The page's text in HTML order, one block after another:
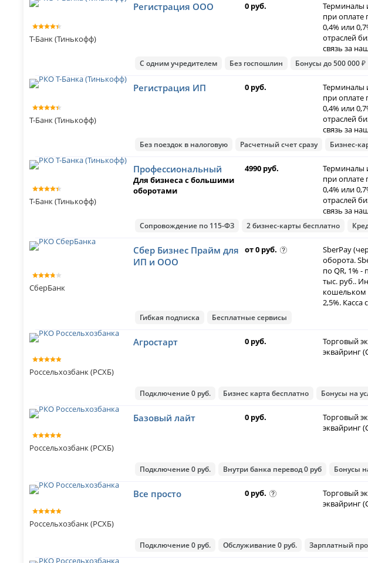
Т-Банк (Тинькофф)
Регистрация ООО 0 руб.
Терминалы
при оплате
0,4% или
отраслей
связь за
С одним учредителем Без госпошлин Бонусы до 500 000 ₽
Т-Банк (Тинькофф)
Регистрация ИП 0 руб.
Терминалы
при оплате
0,4% или
отраслей
связь за
Без поездок в налоговую Расчетный счет сразу Бизнес-
Т-Банк (Тинькофф)
Профессиональный
Для бизнеса с большими
оборотами
4990 руб.
Терминалы
при оплате
0,4% или
отраслей
связь за
Сопровождение по 115-ФЗ 2 бизнес-карты бесплатно
СберБанк
Сбер Бизнес Прайм для
ИП и ООО
от 0 руб.
SberPay
оборота.
по QR, 1%
тыс. руб..
кошельком
2,5%. Касса
Гибкая подписка Бесплатные сервисы
Россельхозбанк (РСХБ)
Агростарт 0 руб.
Торговый
эквайринг
Подключение 0 руб. Бизнес карта бесплатно Бонусы на
Россельхозбанк (РСХБ)
Базовый лайт 0 руб.
Торговый
эквайринг
Подключение 0 руб. Внутри банка перевод 0 руб Бонусы
Россельхозбанк (РСХБ)
Все просто 0 руб.
Торговый
эквайринг
Подключение 0 руб. Обслуживание 0 руб. Зарплатный